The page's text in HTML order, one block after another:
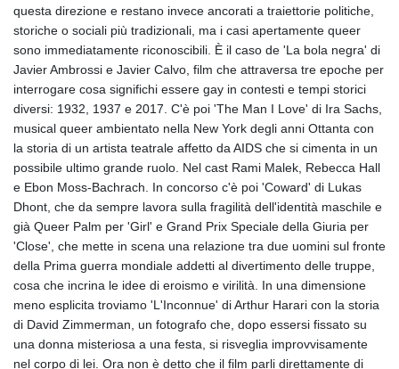
GIP 0.85598
GMD 85.273513
GNF
10117.544985
GTQ 8.790438
GYD 241.021217
HKD 9.039583
HNL 30.878201
HRK 7.534341
HTG 150.632674
HUF 365.29112
IDR
20648.779673
ILS 3.465894
IMP 0.85598
INR 109.832114
IQD
1510.141512
IRR
questa direzione e restano invece ancorati a traiettorie politiche,
storiche o sociali più tradizionali, ma i casi apertamente queer
sono immediatamente riconoscibili. È il caso de 'La bola negra' di
Javier Ambrossi e Javier Calvo, film che attraversa tre epoche per
interrogare cosa significhi essere gay in contesti e tempi storici
diversi: 1932, 1937 e 2017. C'è poi 'The Man I Love' di Ira Sachs,
musical queer ambientato nella New York degli anni Ottanta con
la storia di un artista teatrale affetto da AIDS che si cimenta in un
possibile ultimo grande ruolo. Nel cast Rami Malek, Rebecca Hall
e Ebon Moss-Bachrach. In concorso c'è poi 'Coward' di Lukas
Dhont, che da sempre lavora sulla fragilità dell'identità maschile e
già Queer Palm per 'Girl' e Grand Prix Speciale della Giuria per
'Close', che mette in scena una relazione tra due uomini sul fronte
della Prima guerra mondiale addetti al divertimento delle truppe,
cosa che incrina le idee di eroismo e virilità. In una dimensione
meno esplicita troviamo 'L'Inconnue' di Arthur Harari con la storia
di David Zimmerman, un fotografo che, dopo essersi fissato su
una donna misteriosa a una festa, si risveglia improvvisamente
nel corpo di lei. Ora non è detto che il film parli direttamente di